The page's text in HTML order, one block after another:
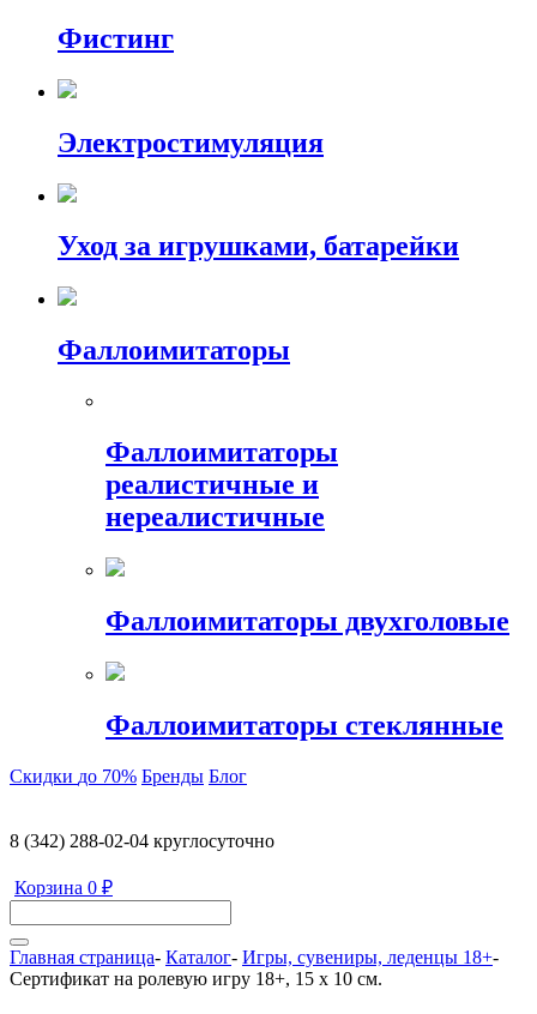
Фистинг
Электростимуляция
Уход за игрушками, батарейки
Фаллоимитаторы
Фаллоимитаторы
реалистичные и
нереалистичные
Фаллоимитаторы двухголовые
Фаллоимитаторы стеклянные
Скидки до 70% Бренды Блог
8 (342) 288-02-04 круглосуточно
Корзина 0 ₽
Главная страница- Каталог- Игры, сувениры, леденцы 18+-
Сертификат на ролевую игру 18+, 15 х 10 см.